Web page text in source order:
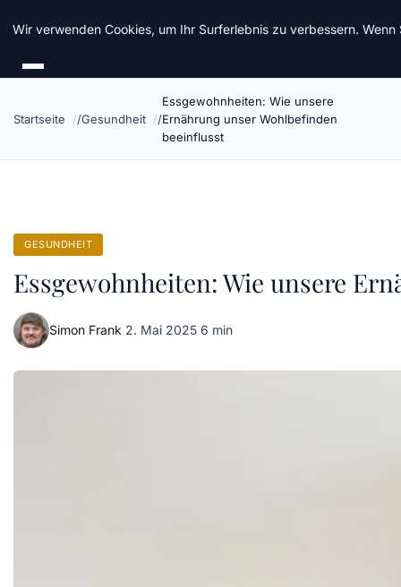
Chinavisum24
Startseite Gesundheit
Essgewohnheiten: Wie unsere
Ernährung unser Wohlbefinden
beeinflusst
GESUNDHEIT
Essgewohnheiten: Wie unsere
Simon Frank·2. Mai 2025·6 min
Wir verwenden Cookies, um Ihr Surferlebnis zu verbessern.